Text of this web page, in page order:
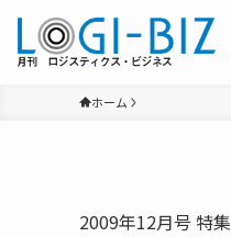
ホーム
2009年12月号 特集